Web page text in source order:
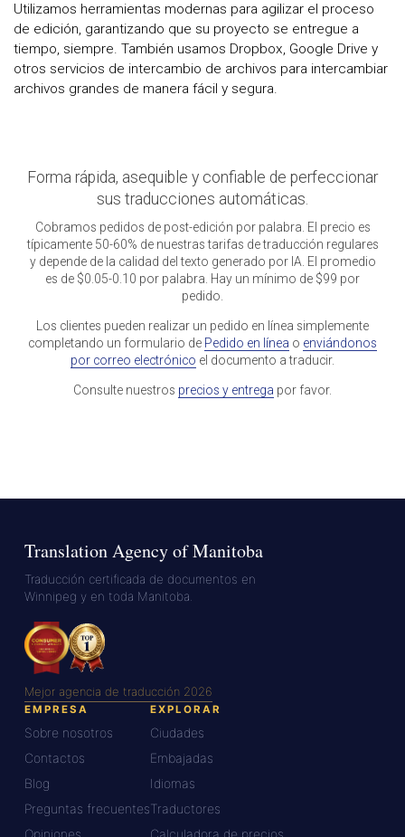
Utilizamos herramientas modernas para agilizar el proceso
de edición, garantizando que su proyecto se entregue a
tiempo, siempre. También usamos Dropbox, Google Drive y
otros servicios de intercambio de archivos para intercambiar
archivos grandes de manera fácil y segura.
Forma rápida, asequible y confiable de perfeccionar
sus traducciones automáticas.
Cobramos pedidos de post-edición por palabra. El precio es
típicamente 50-60% de nuestras tarifas de traducción regulares
y depende de la calidad del texto generado por IA. El promedio
es de $0.05-0.10 por palabra. Hay un mínimo de $99 por
pedido.
Los clientes pueden realizar un pedido en línea simplemente
completando un formulario de Pedido en línea o enviándonos
por correo electrónico el documento a traducir.
Consulte nuestros precios y entrega por favor.
Translation Agency of Manitoba
Traducción certificada de documentos en
Winnipeg y en toda Manitoba.
Mejor agencia de traducción 2026
EMPRESA
Sobre nosotros
Contactos
Blog
Preguntas frecuentes
EXPLORAR
Ciudades
Embajadas
Idiomas
Traductores